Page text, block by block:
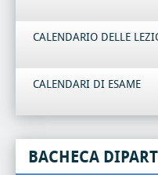
CALENDARIO DELLE
CALENDARI DI ESAME
BACHECA